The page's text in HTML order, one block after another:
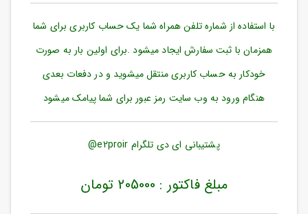
بازیابی
رمز
مندی
ها
با استفاده از شماره تلفن همراه شما یک حساب کاربری برای شما
همزمان با ثبت سفارش ایجاد میشود .برای اولین بار به صورت
خودکار به حساب کاربری منتقل میشوید و در دفعات بعدی
هنگام ورود به وب سایت رمز عبور برای شما پیامک میشود
پشتیبانی ای دی تلگرام e2proir@
مبلغ فاکتور : 205000 تومان